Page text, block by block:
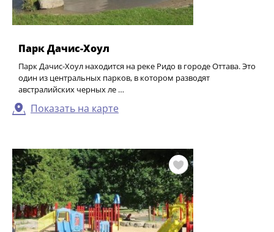
Парк Дачис-Хоул
Парк Дачис-Хоул находится на реке Ридо в городе Оттава. Это
один из центральных парков, в котором разводят
австралийских черных ле …
Показать на карте